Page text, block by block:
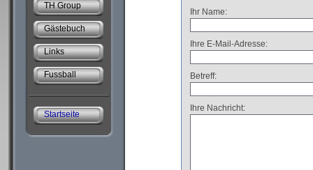
TH Group
Gästebuch
Links
Fussball
Startseite
Ihr Name:
Ihre E-Mail-Adresse:
Betreff:
Ihre Nachricht: